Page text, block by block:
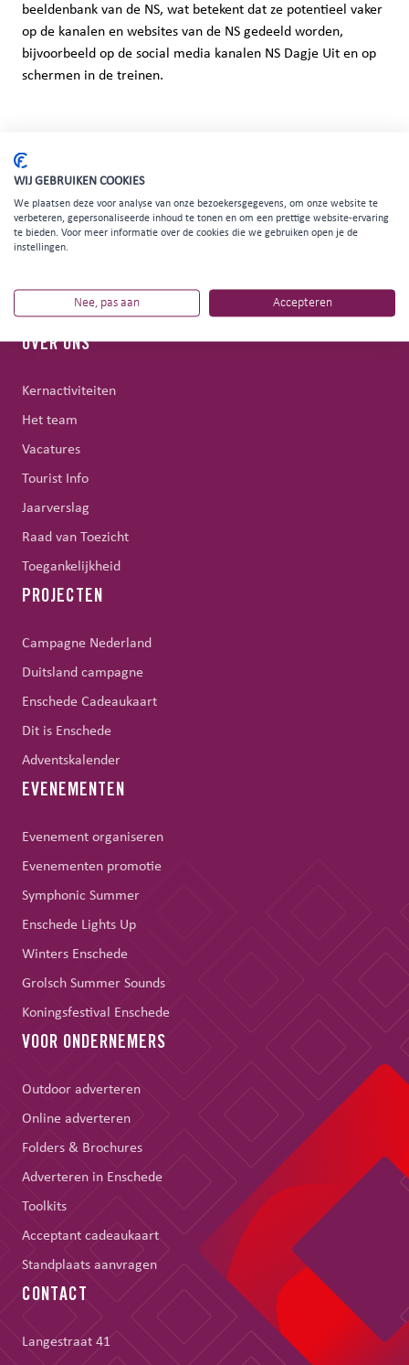
beeldenbank van de NS, wat betekent dat ze potentieel vaker
op de kanalen en websites van de NS gedeeld worden,
bijvoorbeeld op de social media kanalen NS Dagje Uit en op
schermen in de treinen.
DEEL DIT ARTIKEL
OVER ONS
Kernactiviteiten
Het team
Vacatures
Tourist Info
Jaarverslag
Raad van Toezicht
Toegankelijkheid
PROJECTEN
Campagne Nederland
Duitsland campagne
Enschede Cadeaukaart
Dit is Enschede
Adventskalender
EVENEMENTEN
Evenement organiseren
Evenementen promotie
Symphonic Summer
Enschede Lights Up
Winters Enschede
Grolsch Summer Sounds
Koningsfestival Enschede
VOOR ONDERNEMERS
Outdoor adverteren
Online adverteren
Folders & Brochures
Adverteren in Enschede
Toolkits
Acceptant cadeaukaart
Standplaats aanvragen
CONTACT
Langestraat 41
WIJ GEBRUIKEN COOKIES
We plaatsen deze voor analyse van onze bezoekersgegevens, om onze website te
verbeteren, gepersonaliseerde inhoud te tonen en om een prettige website-ervaring
te bieden. Voor meer informatie over de cookies die we gebruiken open je de
instellingen.
Nee, pas aan Accepteren